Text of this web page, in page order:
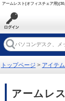
アームレスト(オフィスチェア用
トップページ > アイテ
アームレ